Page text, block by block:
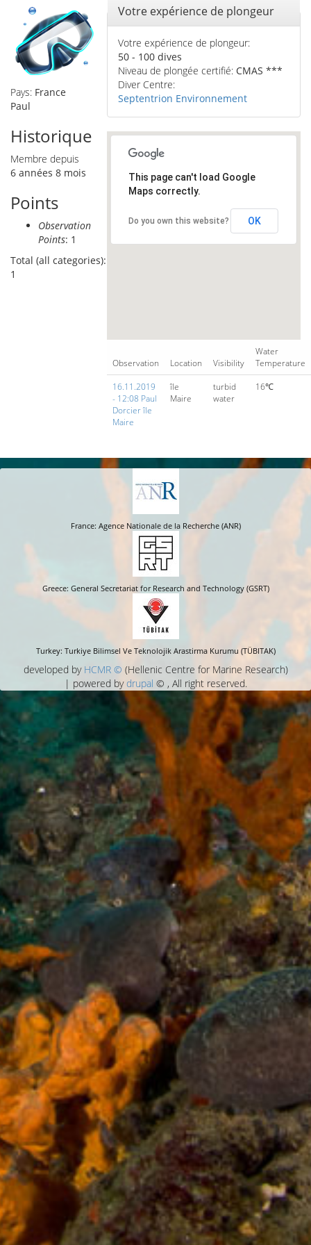
Pays: France
Paul
Historique
Membre depuis
6 années 8 mois
Points
Observation
Points: 1
Total (all categories):
1
Masquer
Votre expérience de plongeur
Votre expérience de plongeur:
50 - 100 dives
Niveau de plongée certifié: CMAS ***
Diver Centre:
Septentrion Environnement
This page can't load Google
Maps correctly.
Do you own this website? OK
Observation Location Visibility
Water
Temperature
16.11.2019
- 12:08 Paul
Dorcier île
Maire
île
Maire
turbid
water
16℃
France: Agence Nationale de la Recherche (ANR)
Greece: General Secretariat for Research and Technology (GSRT)
Turkey: Turkiye Bilimsel Ve Teknolojik Arastirma Kurumu (TÜBITAK)
developed by HCMR © (Hellenic Centre for Marine Research)
| powered bydrupal © , All right reserved.